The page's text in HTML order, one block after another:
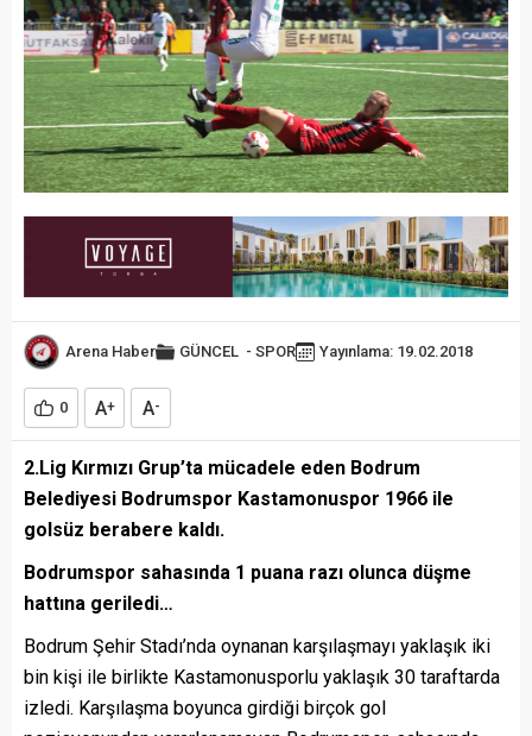
Arena Haber GÜNCEL - SPOR Yayınlama: 19.02.2018
0 A+ A-
2.Lig Kırmızı Grup’ta mücadele eden Bodrum
Belediyesi Bodrumspor Kastamonuspor 1966 ile
golsüz berabere kaldı.
Bodrumspor sahasında 1 puana razı olunca düşme
hattına geriledi…
Bodrum Şehir Stadı’nda oynanan karşılaşmayı yaklaşık iki
bin kişi ile birlikte Kastamonusporlu yaklaşık 30 taraftarda
izledi. Karşılaşma boyunca girdiği birçok gol